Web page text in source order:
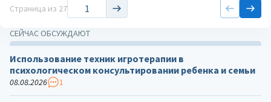
Страница из 27
СЕЙЧАС ОБСУЖДАЮТ
Использование техник игротерапии в
психологическом консультировании ребенка и семьи
08.08.2026 1